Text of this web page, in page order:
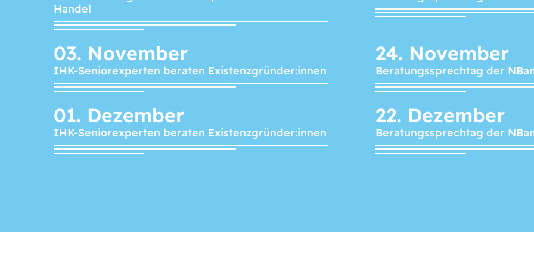
Handel
03. November
IHK-Seniorexperten beraten Existenzgründer:innen
24. November
Beratungssprechtag der
01. Dezember
IHK-Seniorexperten beraten Existenzgründer:innen
22. Dezember
Beratungssprechtag der